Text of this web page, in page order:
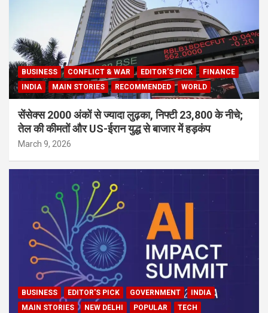
BUSINESS CONFLICT & WAR EDITOR'S PICK
FINANCE
INDIA
MAIN STORIES RECOMMENDED WORLD
सेंसेक्स 2000 अंकों से ज्यादा लुढ़का, निफ्टी 23,800 के नीचे;
तेल की कीमतों और US-ईरान युद्ध से बाजार में हड़कंप
March 9, 2026
BUSINESS EDITOR'S PICK GOVERNMENT
INDIA
MAIN STORIES
NEW DELHI POPULAR TECH